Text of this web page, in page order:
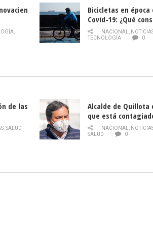
,
Bicicletas en época
Covid-19: ¿Qué
momento de
NACIONAL,
TECNOLOGÍA
0
de las
,SALUD
Alcalde de Quillota
que está
COVID-19
NACIONAL,
SALUD
0